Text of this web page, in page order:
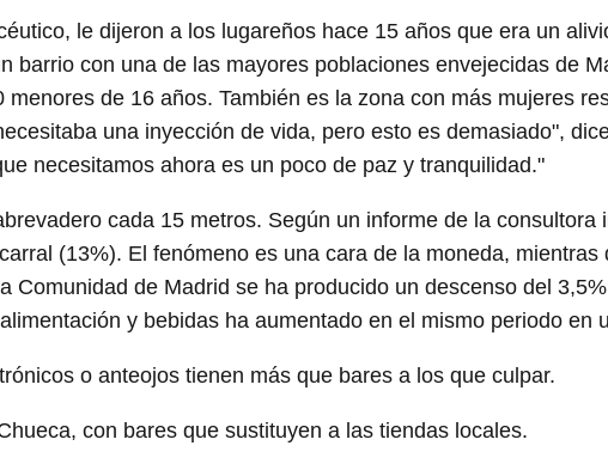
le dijeron a los lugareños hace 15 años que era un
con una de las mayores poblaciones envejecidas de
de 16 años. También es la zona con más mujeres
una inyección de vida, pero esto es demasiado",
necesitamos ahora es un poco de paz y tranquilidad."
cada 15 metros. Según un informe de la consultora
(13%). El fenómeno es una cara de la moneda, mientras
de Madrid se ha producido un descenso del 3,5%
y bebidas ha aumentado en el mismo periodo en
o anteojos tienen más que bares a los que culpar.
con bares que sustituyen a las tiendas locales.